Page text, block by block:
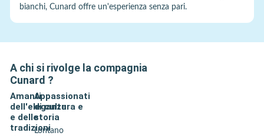
bianchi, Cunard offre un'esperienza senza pari.
A chi si rivolge la compagnia
Cunard ?
Amanti
dell'eleganza
e delle
tradizioni
Appassionati
di cultura e
storia
Lontano